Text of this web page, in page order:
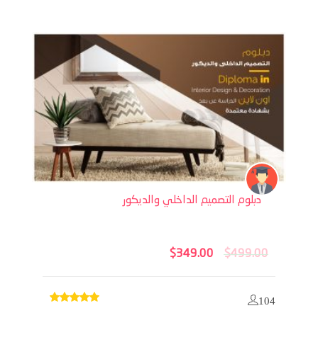
دبلوم التصميم الداخلي والديكور
$499.00
السعر
$349.00
104